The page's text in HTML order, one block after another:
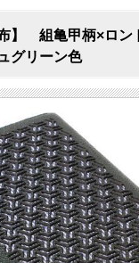
】 組亀甲柄×ロン
グリーン色